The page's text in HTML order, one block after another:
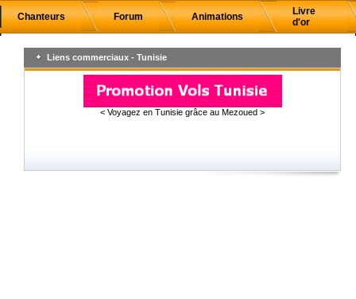
Chanteurs Forum Animations
Livre
d'or
Liens commerciaux - Tunisie
< Voyagez en Tunisie grâce au Mezoued >